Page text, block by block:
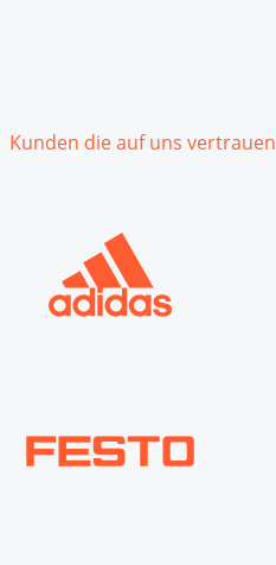
Kunden die auf uns vertrauen